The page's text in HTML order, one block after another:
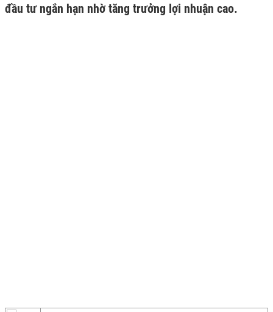
đầu tư ngắn hạn nhờ tăng trưởng lợi nhuận cao.